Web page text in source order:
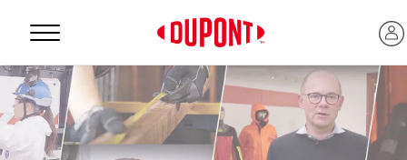
Personal Protection